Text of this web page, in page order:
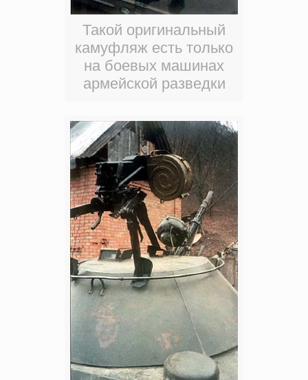
Такой оригинальный
камуфляж есть только
на боевых машинах
армейской разведки